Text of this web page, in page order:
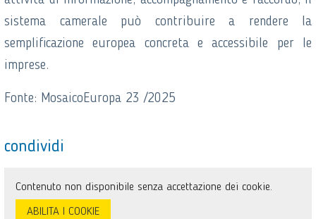
sistema camerale può contribuire a rendere la
semplificazione europea concreta e accessibile per le
imprese.
Fonte: MosaicoEuropa 23 /2025
condividi
Contenuto non disponibile senza accettazione dei cookie.
ABILITA I COOKIE